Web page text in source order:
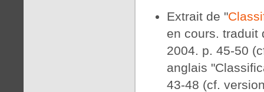
Extrait de "
en cours. traduit
2004. p. 45-50
anglais
43-48 (cf.